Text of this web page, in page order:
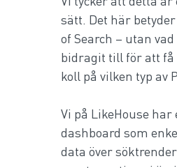
sätt. Det här
of Search – utan
bidragit till för att
koll på vilken typ av
Vi på LikeHouse
dashboard som
data över